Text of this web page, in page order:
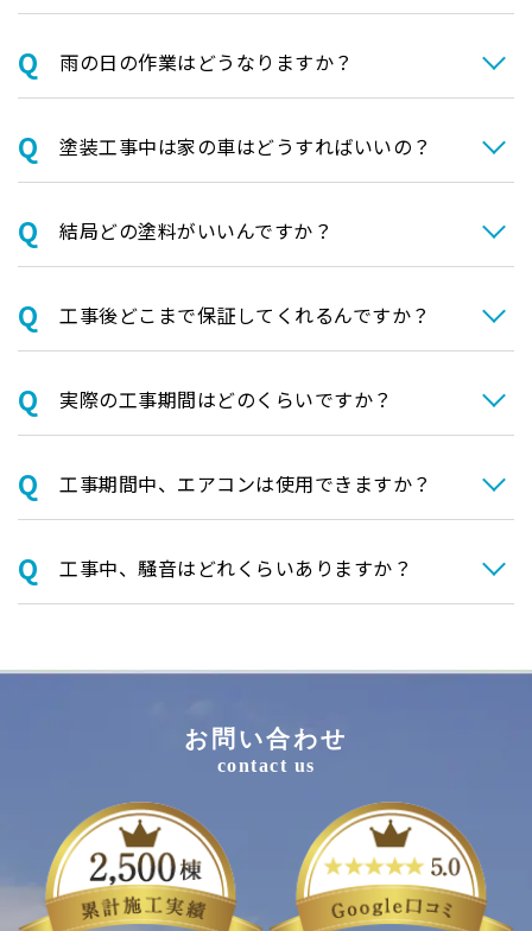
⾬の日の作業はどうなりますか？
塗装⼯事中は家の⾞はどうすればいいの？
結局どの塗料がいいんですか？
⼯事後どこまで保証してくれるんですか？
実際の⼯事期間はどのくらいですか？
⼯事期間中、エアコンは使⽤できますか？
⼯事中、騒⾳はどれくらいありますか？
お問い合わせ
contact us